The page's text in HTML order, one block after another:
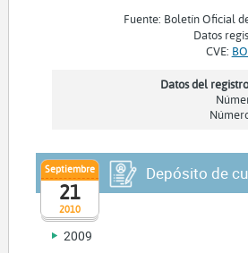
Fuente: Boletín Oficial
Datos
CVE:
Datos del
2010
Septiembre
21
Depósito de
2009